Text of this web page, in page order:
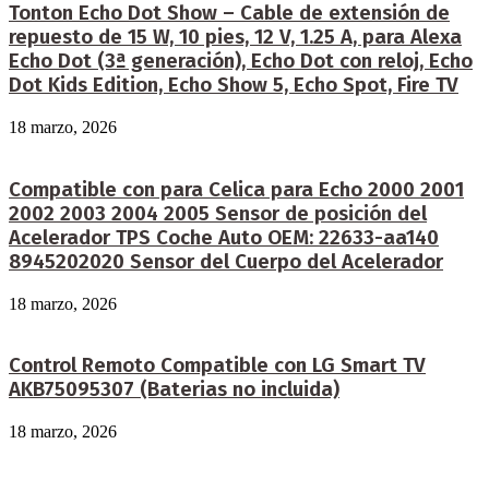
Tonton Echo Dot Show – Cable de extensión de
repuesto de 15 W, 10 pies, 12 V, 1.25 A, para Alexa
Echo Dot (3ª generación), Echo Dot con reloj, Echo
Dot Kids Edition, Echo Show 5, Echo Spot, Fire TV
18 marzo, 2026
Compatible con para Celica para Echo 2000 2001
2002 2003 2004 2005 Sensor de posición del
Acelerador TPS Coche Auto OEM: 22633-aa140
8945202020 Sensor del Cuerpo del Acelerador
18 marzo, 2026
Control Remoto Compatible con LG Smart TV
AKB75095307 (Baterias no incluida)
18 marzo, 2026